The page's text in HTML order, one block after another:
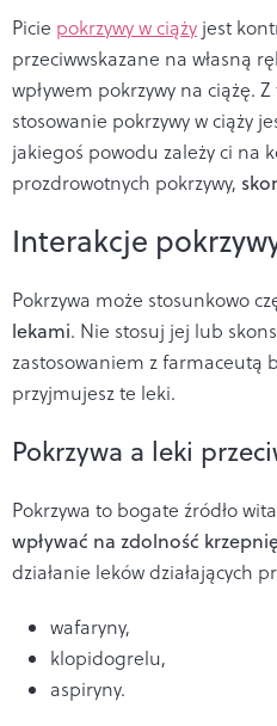
Picie pokrzywy w ciąży jest
przeciwwskazane na własną
wpływem pokrzywy na ciążę.
stosowanie pokrzywy w ciąży
jakiegoś powodu zależy ci na
prozdrowotnych pokrzywy,
Interakcje
Pokrzywa może stosunkowo
lekami. Nie stosuj jej lub
zastosowaniem z farmaceutą
przyjmujesz te leki.
Pokrzywa a leki
Pokrzywa to bogate źródło
wpływać na zdolność
działanie leków działających
wafaryny,
klopidogrelu,
aspiryny.